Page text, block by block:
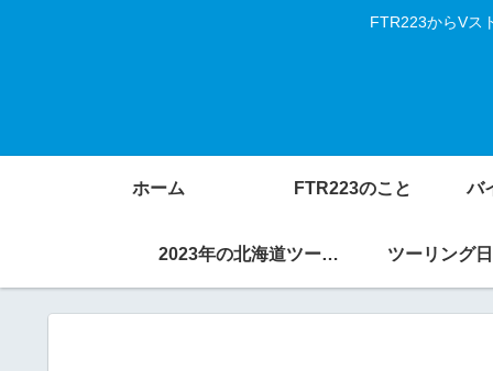
FTR223からVス
ホーム FTR223のこと バ
2023年の北海道ツーリング ツーリング